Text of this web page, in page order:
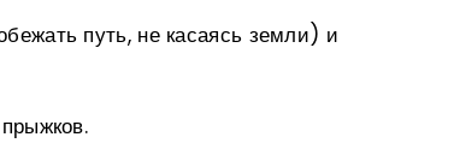
путь, не касаясь земли) и